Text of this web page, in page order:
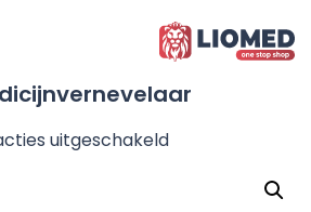
uitgeschakeldvoor